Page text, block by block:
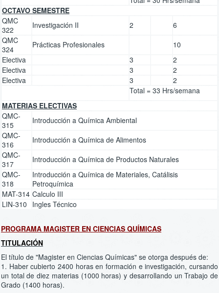
OCTAVO SEMESTRE
QMC
322
Investigación II 2
6
QMC
324
Prácticas Profesionales
10
Electiva
3
2
Electiva
3
2
Electiva
3
2
Total = 33 Hrs/semana
MATERIAS ELECTIVAS
QMC-
315
Introducción a Química Ambiental
QMC-
316
Introducción a Química de Alimentos
QMC-
317
Introducción a Química de Productos Naturales
QMC-
318
Introducción a Química de Materiales, Catálisis
Petroquímica
MAT-314 Calculo III
LIN-310
Ingles Técnico
PROGRAMA MAGISTER EN CIENCIAS QUÍMICAS
TITULACIÓN
El título de "Magister en Ciencias Químicas" se otorga después de:
1. Haber cubierto 2400 horas en formación e investigación, cursando
un total de diez materias (1000 horas) y desarrollando un Trabajo de
Grado (1400 horas).